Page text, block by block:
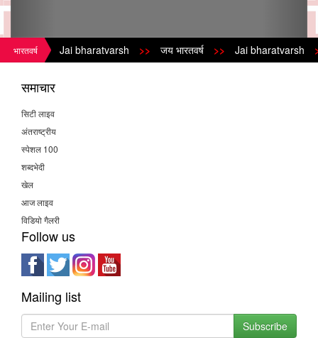
भारतवर्ष Jai bharatvarsh >> जय भारतवर्ष >> Jai bharatvarsh >>
समाचार
सिटी लाइव
अंतराष्ट्रीय
स्पेशल 100
शब्दभेदी
खेल
आज लाइव
विडियो गैलरी
Follow us
Mailing list
Subscribe